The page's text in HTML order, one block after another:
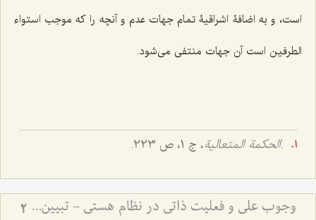
است، و به اضافۀ اشراقیۀ تمام جهات عدم و آنچه را که موجب استواء
الطرفین است آن جهات منتفی می‌شود.
.الحکمة المتعالیة، ج 1، ص 223.
وجوب علّی و فعلیت ذاتی در نظام هستی - تبیین رابطه ضرورت علت با تحقق معلول در عالم خارج 2